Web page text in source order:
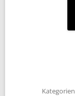
Kategorien